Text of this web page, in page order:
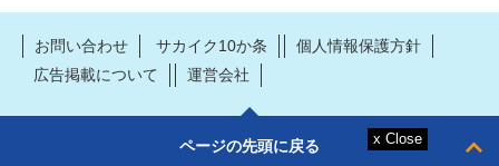
お問い合わせ サカイク10か条
個人情報保護方針
広告掲載について
運営会社
ページの先頭に戻る